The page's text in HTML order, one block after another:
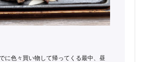
に色々買い物して帰ってくる最中、昼